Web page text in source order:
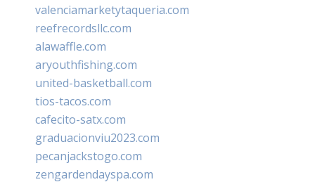
valenciamarketytaqueria.com
reefrecordsllc.com
alawaffle.com
aryouthfishing.com
united-basketball.com
tios-tacos.com
cafecito-satx.com
graduacionviu2023.com
pecanjackstogo.com
zengardendayspa.com